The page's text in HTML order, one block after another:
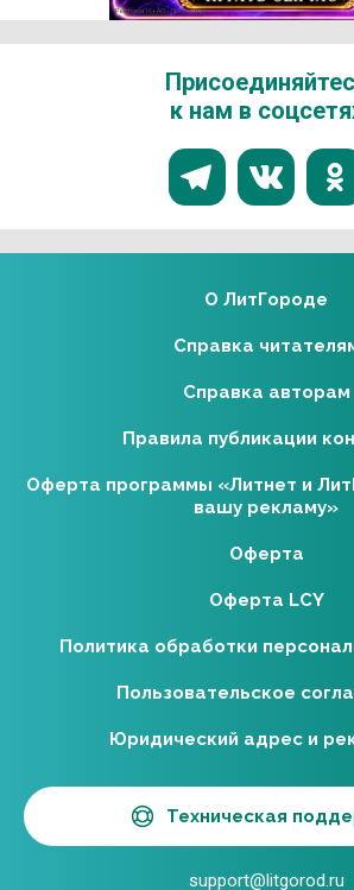
к нам в
Реклама 16+ АО «ЛитГород»
О ЛитГороде
Справка
Справка авторам
Правила публикации
Оферта программы «Литнет и
вашу рекламу»
Оферта
Оферта LCY
Политика обработки
Пользовательское
Юридический адрес и
Техническая
support@litgorod.ru